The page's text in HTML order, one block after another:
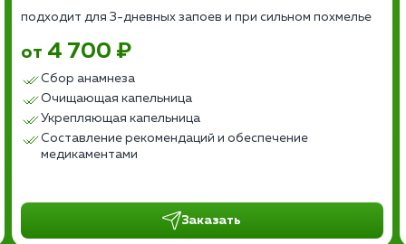
подходит для 3-дневных запоев и при сильном похмелье
от 4 700 ₽
Сбор анамнеза
Очищающая капельница
Укрепляющая капельница
Составление рекомендаций и обеспечение
медикаментами
Заказать